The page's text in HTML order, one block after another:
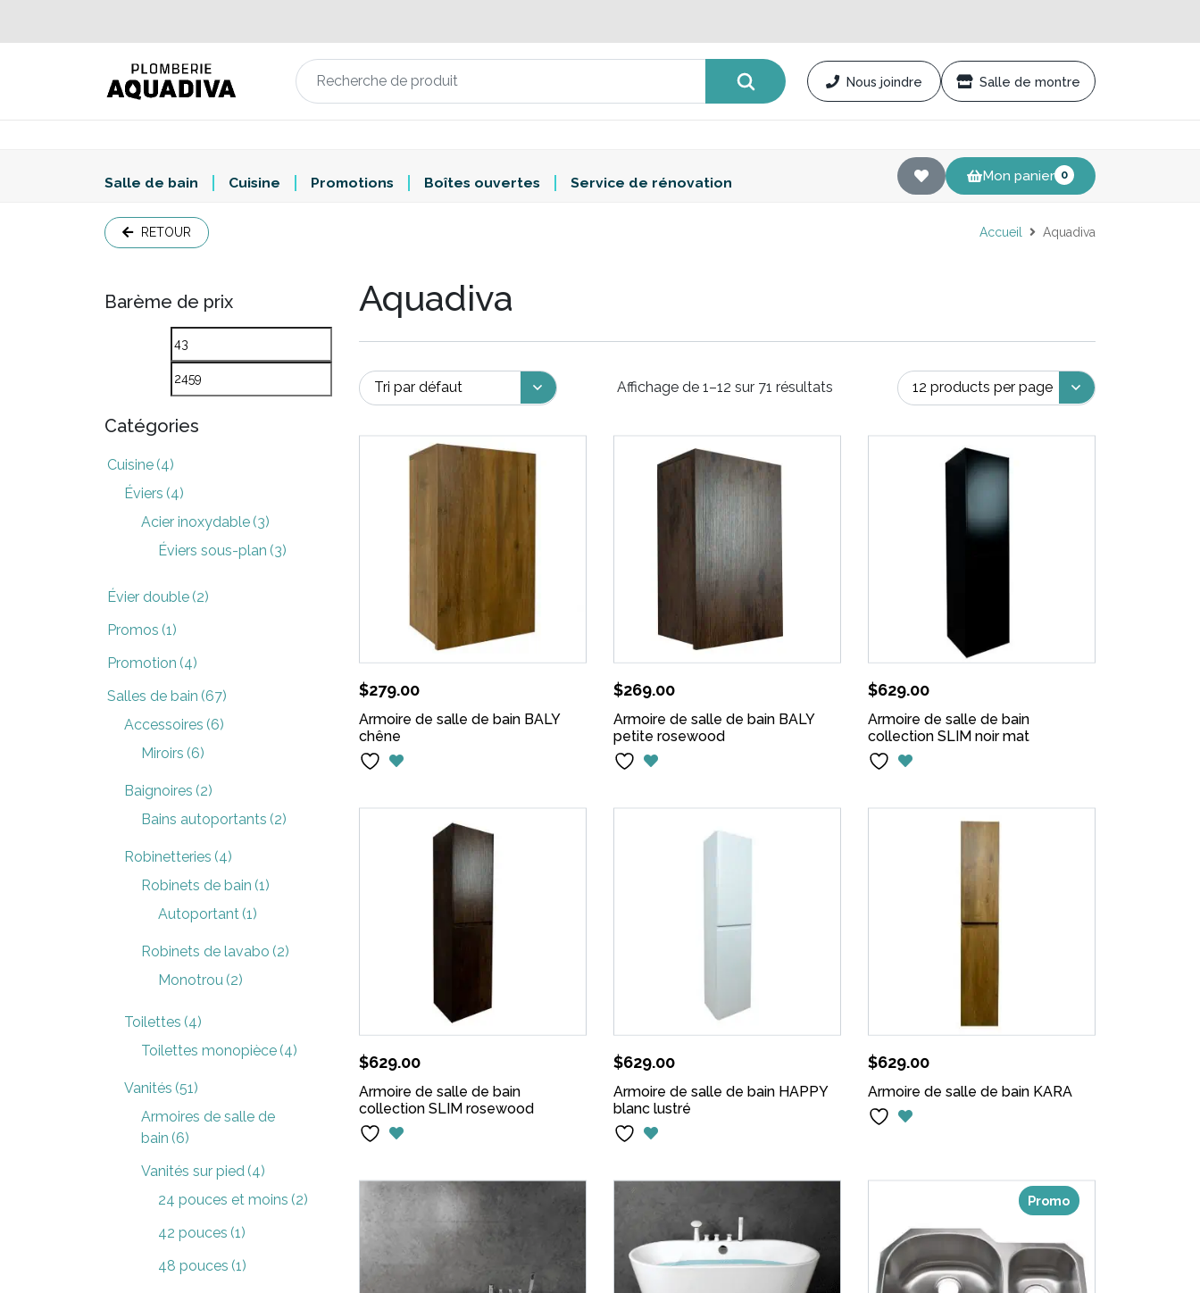
Nous joindre Salle de montre
Salle de bain Cuisine Promotions Boîtes ouvertes Service de rénovation Mon panier 0
RETOUR Accueil Aquadiva
Barème de prix
Catégories
Cuisine (4)
Éviers (4)
Acier inoxydable (3)
Éviers sous-plan (3)
Évier double (2)
Promos (1)
Promotion (4)
Salles de bain (67)
Accessoires (6)
Miroirs (6)
Baignoires (2)
Bains autoportants (2)
Robinetteries (4)
Robinets de bain (1)
Autoportant (1)
Robinets de lavabo (2)
Monotrou (2)
Toilettes (4)
Toilettes monopièce (4)
Vanités (51)
Armoires de salle de
bain (6)
Vanités sur pied (4)
24 pouces et moins (2)
42 pouces (1)
48 pouces (1)
Aquadiva
Affichage de 1–12 sur 71 résultats
$279.00
Armoire de salle de bain BALY
chêne
$269.00
Armoire de salle de bain BALY
petite rosewood
$629.00
Armoire de salle de bain
collection SLIM noir mat
$629.00
Armoire de salle de bain
collection SLIM rosewood
$629.00
Armoire de salle de bain HAPPY
blanc lustré
$629.00
Armoire de salle de bain KARA
Promo